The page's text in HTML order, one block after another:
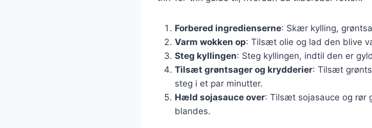
Forbered ingredienserne: Skær kylling,
Varm wokken op: Tilsæt olie og lad den blive
Steg kyllingen: Steg kyllingen, indtil den er
Tilsæt grøntsager og krydderier: Tilsæt
steg i et par minutter.
Hæld sojasauce over: Tilsæt sojasauce og rør
blandes.